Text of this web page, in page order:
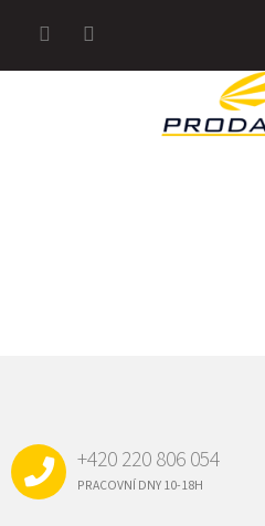
+420 220 806 054
PRACOVNÍ DNY 10-18H